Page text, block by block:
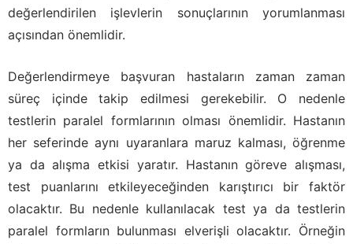
değerlendirilen işlevlerin sonuçlarının yorumlanması
açısından önemlidir.
Değerlendirmeye başvuran hastaların zaman zaman
süreç içinde takip edilmesi gerekebilir. O nedenle
testlerin paralel formlarının olması önemlidir. Hastanın
her seferinde aynı uyaranlara maruz kalması, öğrenme
ya da alışma etkisi yaratır. Hastanın göreve alışması,
test puanlarını etkileyeceğinden karıştırıcı bir faktör
olacaktır. Bu nedenle kullanılacak test ya da testlerin
paralel formların bulunması elverişli olacaktır. Örneğin